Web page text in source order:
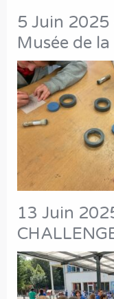
5 Juin 2025
Musée de
13 Juin